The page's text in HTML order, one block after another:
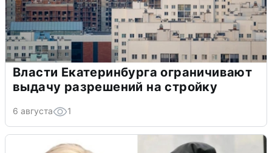
Власти Екатеринбурга ограничивают
выдачу разрешений на стройку
6 августа 1